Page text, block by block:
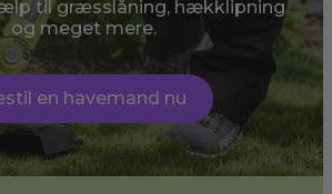
til græsslåning, hækklipning
og meget mere.
en havemand nu